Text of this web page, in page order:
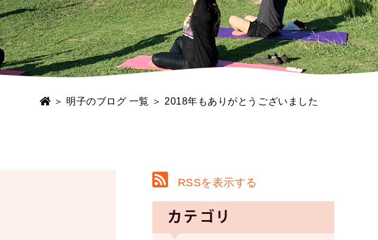
＞ 明子のブログ 一覧 ＞ 2018年もありがとうございました
RSSを表示する
カテゴリ